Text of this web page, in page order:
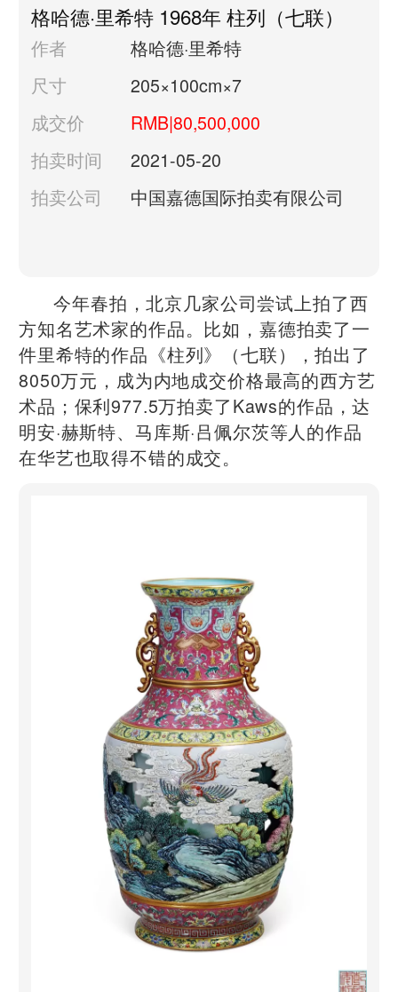
格哈德·里希特 1968年 柱列（七联）
作者
格哈德·里希特
尺寸
205×100cm×7
成交价
RMB|80,500,000
拍卖时间
2021-05-20
拍卖公司
中国嘉德国际拍卖有限公司
今年春拍，北京几家公司尝试上拍了西
方知名艺术家的作品。比如，嘉德拍卖了一
件里希特的作品《柱列》（七联），拍出了
8050万元，成为内地成交价格最高的西方艺
术品；保利977.5万拍卖了Kaws的作品，达
明安·赫斯特、马库斯·吕佩尔茨等人的作品
在华艺也取得不错的成交。